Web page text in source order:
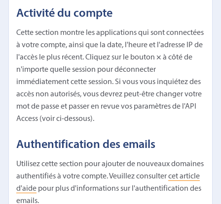
Activité du compte
Cette section montre les applications qui sont connectées
à votre compte, ainsi que la date, l'heure et l'adresse IP de
l'accès le plus récent. Cliquez sur le bouton × à côté de
n'importe quelle session pour déconnecter
immédiatement cette session. Si vous vous inquiétez des
accès non autorisés, vous devrez peut-être changer votre
mot de passe et passer en revue vos paramètres de l'API
Access (voir ci-dessous).
Authentification des emails
Utilisez cette section pour ajouter de nouveaux domaines
authentifiés à votre compte. Veuillez consultercet article
d'aide pour plus d'informations sur l'authentification des
emails.